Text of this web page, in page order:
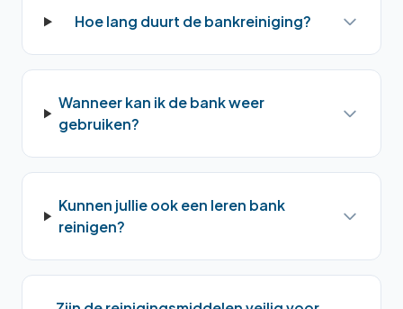
Hoe lang duurt de bankreiniging?
Wanneer kan ik de bank weer
gebruiken?
Kunnen jullie ook een leren bank
reinigen?